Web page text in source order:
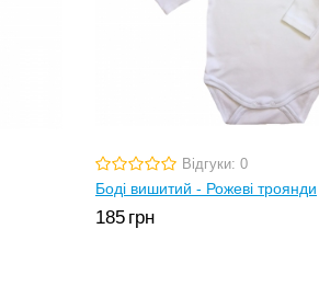
Відгуки: 0
Боді вишитий - Рожеві троянди
185 грн